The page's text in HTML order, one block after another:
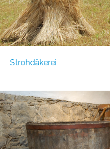
Strohdäkerei